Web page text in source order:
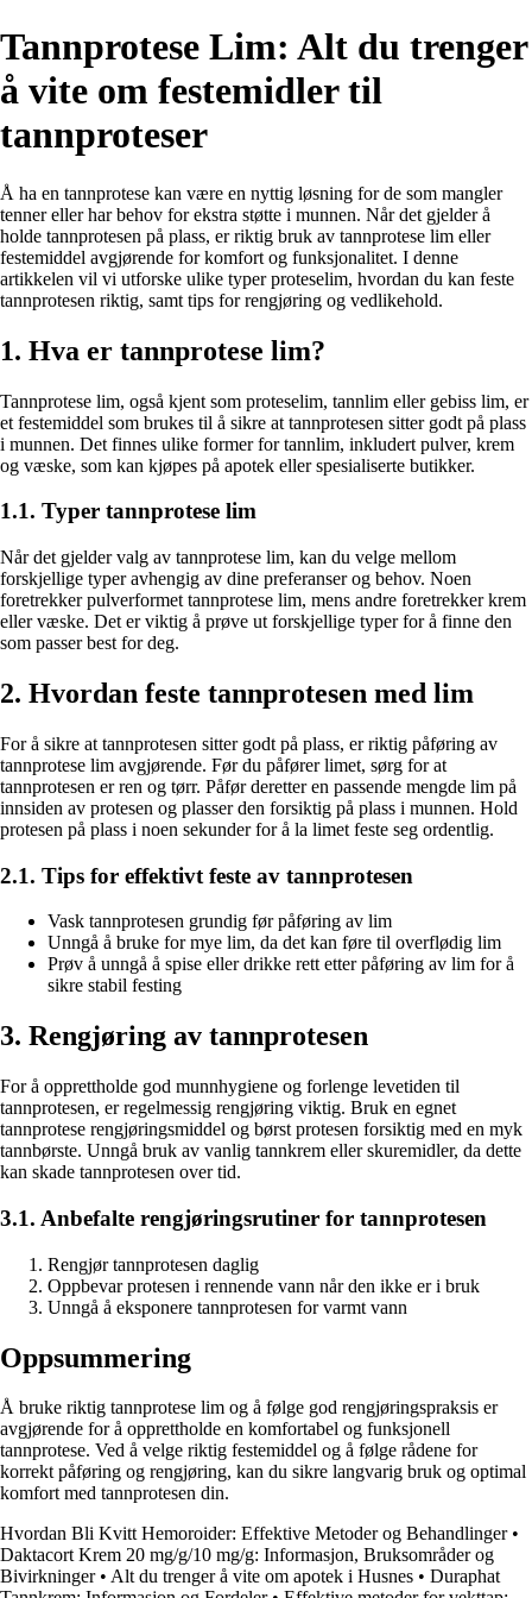
Tannprotese Lim: Alt du trenger
å vite om festemidler til
tannproteser
Å ha en tannprotese kan være en nyttig løsning for de som mangler
tenner eller har behov for ekstra støtte i munnen. Når det gjelder å
holde tannprotesen på plass, er riktig bruk av tannprotese lim eller
festemiddel avgjørende for komfort og funksjonalitet. I denne
artikkelen vil vi utforske ulike typer proteselim, hvordan du kan feste
tannprotesen riktig, samt tips for rengjøring og vedlikehold.
1. Hva er tannprotese lim?
Tannprotese lim, også kjent som proteselim, tannlim eller gebiss lim, er
et festemiddel som brukes til å sikre at tannprotesen sitter godt på plass
i munnen. Det finnes ulike former for tannlim, inkludert pulver, krem
og væske, som kan kjøpes på apotek eller spesialiserte butikker.
1.1. Typer tannprotese lim
Når det gjelder valg av tannprotese lim, kan du velge mellom
forskjellige typer avhengig av dine preferanser og behov. Noen
foretrekker pulverformet tannprotese lim, mens andre foretrekker krem
eller væske. Det er viktig å prøve ut forskjellige typer for å finne den
som passer best for deg.
2. Hvordan feste tannprotesen med lim
For å sikre at tannprotesen sitter godt på plass, er riktig påføring av
tannprotese lim avgjørende. Før du påfører limet, sørg for at
tannprotesen er ren og tørr. Påfør deretter en passende mengde lim på
innsiden av protesen og plasser den forsiktig på plass i munnen. Hold
protesen på plass i noen sekunder for å la limet feste seg ordentlig.
2.1. Tips for effektivt feste av tannprotesen
Vask tannprotesen grundig før påføring av lim
Unngå å bruke for mye lim, da det kan føre til overflødig lim
Prøv å unngå å spise eller drikke rett etter påføring av lim for å
sikre stabil festing
3. Rengjøring av tannprotesen
For å opprettholde god munnhygiene og forlenge levetiden til
tannprotesen, er regelmessig rengjøring viktig. Bruk en egnet
tannprotese rengjøringsmiddel og børst protesen forsiktig med en myk
tannbørste. Unngå bruk av vanlig tannkrem eller skuremidler, da dette
kan skade tannprotesen over tid.
3.1. Anbefalte rengjøringsrutiner for tannprotesen
Rengjør tannprotesen daglig
Oppbevar protesen i rennende vann når den ikke er i bruk
Unngå å eksponere tannprotesen for varmt vann
Oppsummering
Å bruke riktig tannprotese lim og å følge god rengjøringspraksis er
avgjørende for å opprettholde en komfortabel og funksjonell
tannprotese. Ved å velge riktig festemiddel og å følge rådene for
korrekt påføring og rengjøring, kan du sikre langvarig bruk og optimal
komfort med tannprotesen din.
Hvordan Bli Kvitt Hemoroider: Effektive Metoder og Behandlinger•
Daktacort Krem 20 mg/g/10 mg/g: Informasjon, Bruksområder og
Bivirkninger• Alt du trenger å vite om apotek i Husnes • Duraphat